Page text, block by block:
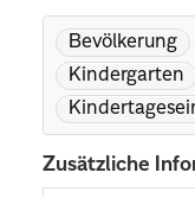
Bevölkerung
Kindergarten
Zusätzliche